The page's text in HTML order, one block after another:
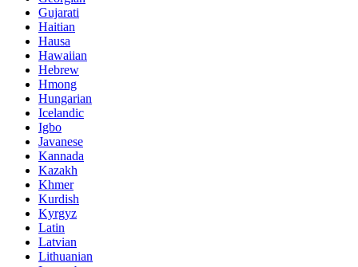
Gujarati
Haitian
Hausa
Hawaiian
Hebrew
Hmong
Hungarian
Icelandic
Igbo
Javanese
Kannada
Kazakh
Khmer
Kurdish
Kyrgyz
Latin
Latvian
Lithuanian